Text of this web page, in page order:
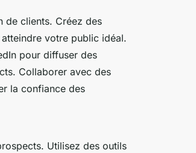
de clients. Créez des
votre public idéal.
pour diffuser des
Collaborer avec des
la confiance des
Utilisez des outils